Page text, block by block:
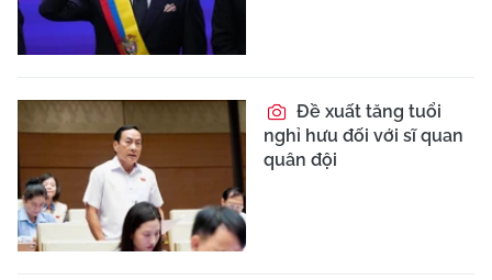
Đề xuất tăng tuổi
nghỉ hưu đối với sĩ quan
quân đội